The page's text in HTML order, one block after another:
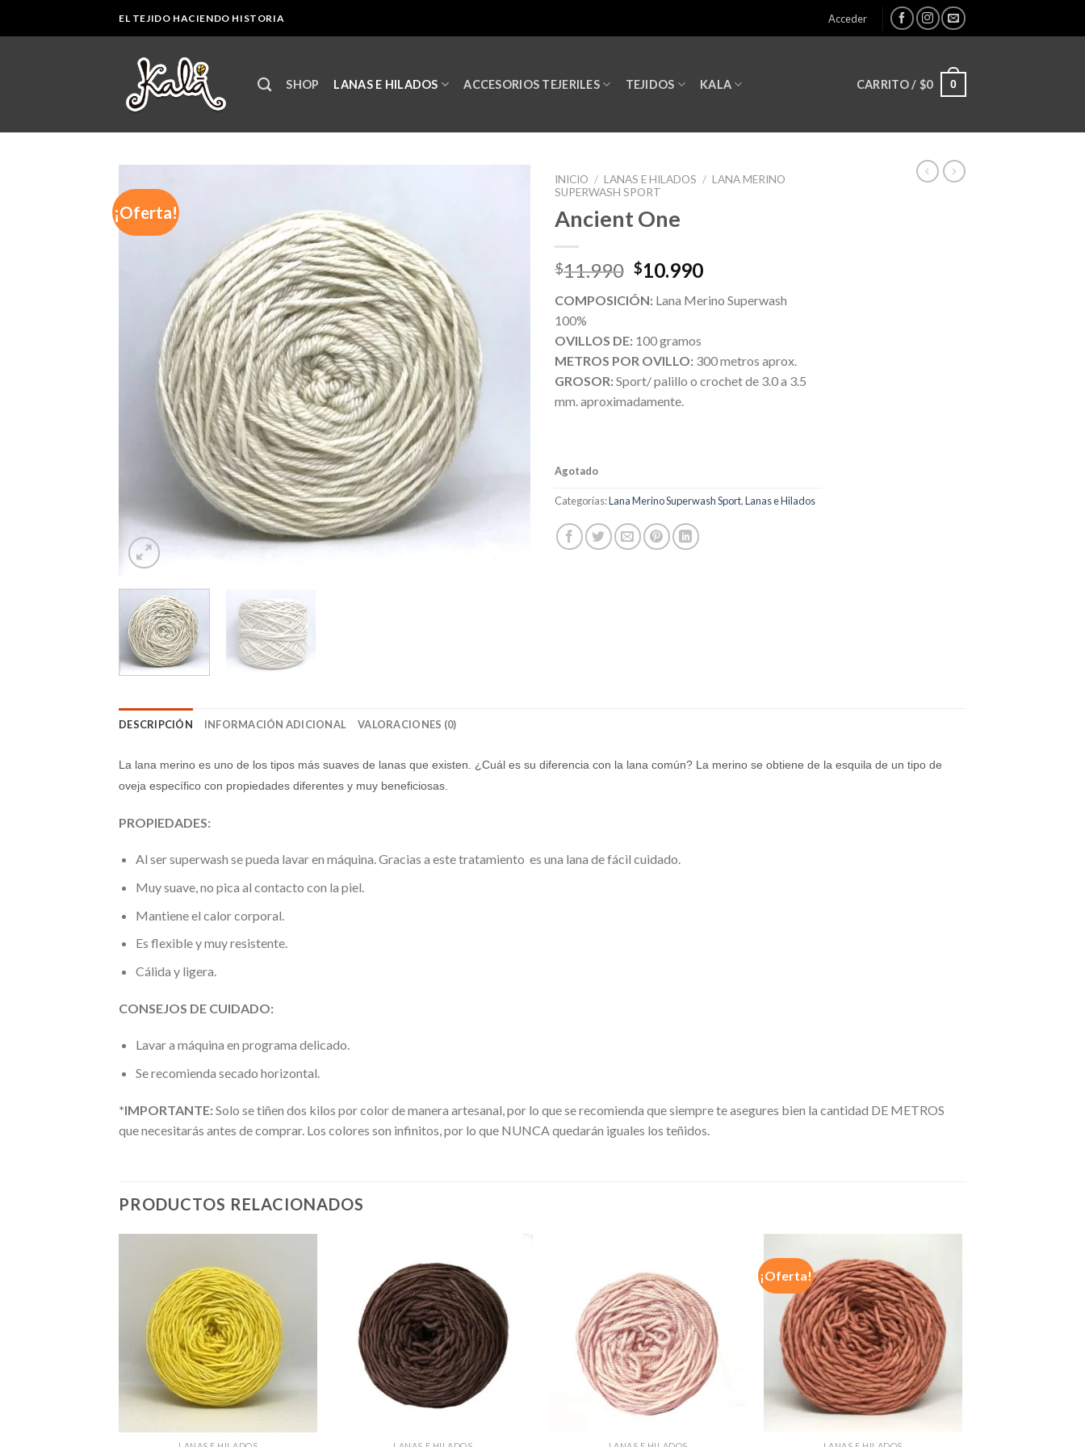
EL TEJIDO HACIENDO HISTORIA Acceder
SHOP LANAS E HILADOS ACCESORIOS TEJERILES TEJIDOS KALA CARRITO / $0 0
¡Oferta!
INICIO / LANAS E HILADOS / LANA MERINO
SUPERWASH SPORT
Ancient One
$11.990 $10.990
COMPOSICIÓN: Lana Merino Superwash
100%
OVILLOS DE: 100 gramos
METROS POR OVILLO: 300 metros aprox.
GROSOR:Sport/ palillo o crochet de 3.0 a 3.5
mm. aproximadamente.
Agotado
Categorías:Lana Merino Superwash Sport,Lanas e Hilados
DESCRIPCIÓN INFORMACIÓN ADICIONAL VALORACIONES (0)
La lana merino es uno de los tipos más suaves de lanas que existen. ¿Cuál es su diferencia con la lana común? La merino se obtiene de la esquila de un tipo de
oveja específico con propiedades diferentes y muy beneficiosas.
PROPIEDADES:
Al ser superwash se pueda lavar en máquina. Gracias a este tratamiento es una lana de fácil cuidado.
Muy suave, no pica al contacto con la piel.
Mantiene el calor corporal.
Es flexible y muy resistente.
Cálida y ligera.
CONSEJOS DE CUIDADO:
Lavar a máquina en programa delicado.
Se recomienda secado horizontal.
*IMPORTANTE:Solo se tiñen dos kilos por color de manera artesanal, por lo que se recomienda que siempre te asegures bien la cantidad DE METROS
que necesitarás antes de comprar. Los colores son infinitos, por lo que NUNCA quedarán iguales los teñidos.
PRODUCTOS RELACIONADOS
¡Oferta!